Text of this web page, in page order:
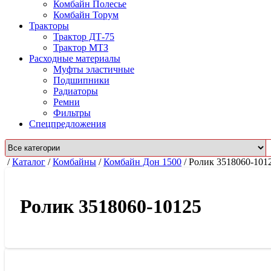
Комбайн Полесье
Комбайн Торум
Тракторы
Трактор ДТ-75
Трактор МТЗ
Расходные материалы
Муфты эластичные
Подшипники
Радиаторы
Ремни
Фильтры
Спецпредложения
/Каталог /Комбайны /Комбайн Дон 1500 /Ролик 3518060-
Ролик 3518060-10125